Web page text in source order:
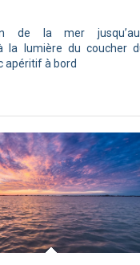
de la mer
la lumière du coucher
apéritif à bord